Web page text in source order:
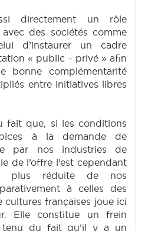
directement un rôle
des sociétés comme
d’instaurer un cadre
« public – privé » afin
bonne complémentarité
entre initiatives libres
fait que, si les conditions
à la demande de
par nos industries de
de l’offre l’est cependant
plus réduite de nos
à celles des
cultures françaises joue ici
Elle constitue un frein
tenu du fait qu’il y a un